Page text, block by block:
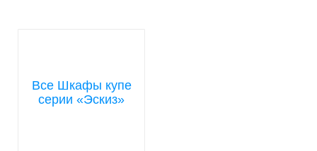
Все Шкафы купе
серии «Эскиз»